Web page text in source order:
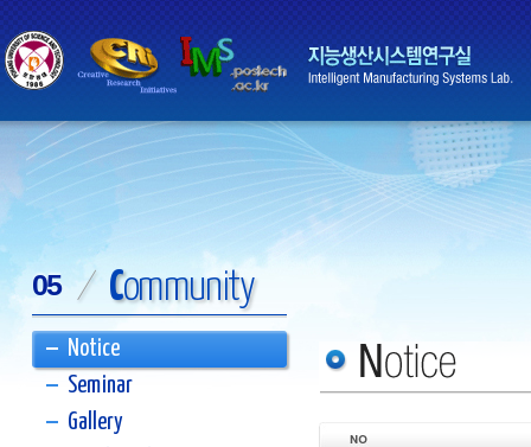
05 / Community
Notice
Seminar
Gallery